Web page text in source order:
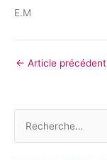
E.M
← Article précédent